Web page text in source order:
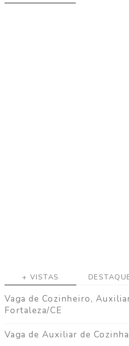
+ VISTAS
Vaga de Cozinheiro,
Fortaleza/CE
Vaga de Auxiliar de